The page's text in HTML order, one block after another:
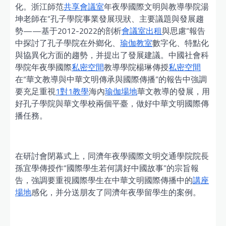
化。浙江師范共享會議室年夜學國際文明與教導學院湯
坤老師在“孔子學院事業發展現狀、主要議題與發展趨
勢——基于2012-2022的剖析會議室出租與思慮”報告
中探討了孔子學院在外鄉化、 瑜伽教室數字化、特點化
與協異化方面的趨勢，并提出了發展建議。中國社會科
學院年夜學國際私密空間教導學院楊琳傳授私密空間
在“華文教導與中華文明傳承與國際傳播”的報告中強調
要充足重視1對1教學海內瑜伽場地華文教導的發展，用
好孔子學院與華文學校兩個平臺，做好中華文明國際傳
播任務。
在研討會閉幕式上，同濟年夜學國際文明交通學院院長
孫宜學傳授作“國際學生若何講好中國故事”的宗旨報
告，強調要重視國際學生在中華文明國際傳播中的講座
場地感化，并分送朋友了同濟年夜學留學生的案例。